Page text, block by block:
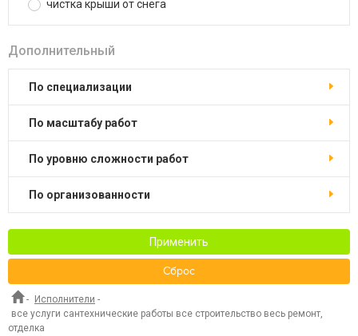
чистка крыши от снега
Дополнительный
по специализации
по масштабу работ
по уровню сложности работ
по организованности
Применить
Сброс
- Исполнители -
все услуги сантехнические работы все строительство весь ремонт,
отделка